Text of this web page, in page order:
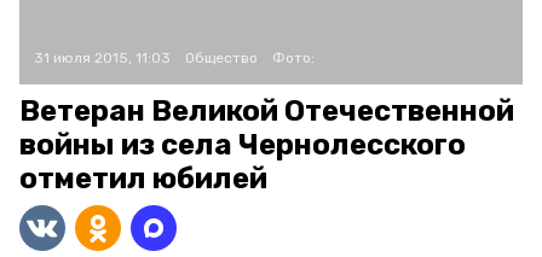
31 июля 2015, 11:03 Общество Фото:
Ветеран Великой Отечественной
войны из села Чернолесского
отметил юбилей